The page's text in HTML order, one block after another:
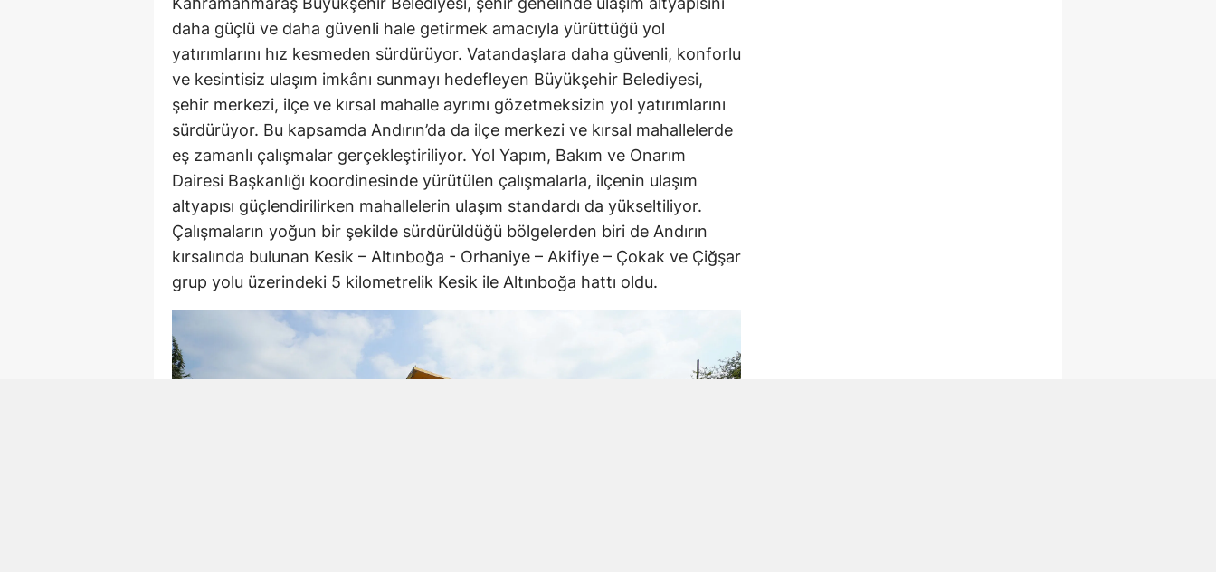
daha güçlü ve daha güvenli hale getirmek amacıyla yürüttüğü yol
yatırımlarını hız kesmeden sürdürüyor. Vatandaşlara daha güvenli, konforlu
ve kesintisiz ulaşım imkânı sunmayı hedefleyen Büyükşehir Belediyesi,
şehir merkezi, ilçe ve kırsal mahalle ayrımı gözetmeksizin yol yatırımlarını
sürdürüyor. Bu kapsamda Andırın’da da ilçe merkezi ve kırsal mahallelerde
eş zamanlı çalışmalar gerçekleştiriliyor. Yol Yapım, Bakım ve Onarım
Dairesi Başkanlığı koordinesinde yürütülen çalışmalarla, ilçenin ulaşım
altyapısı güçlendirilirken mahallelerin ulaşım standardı da yükseltiliyor.
Çalışmaların yoğun bir şekilde sürdürüldüğü bölgelerden biri de Andırın
kırsalında bulunan Kesik – Altınboğa - Orhaniye – Akifiye – Çokak ve Çiğşar
grup yolu üzerindeki 5 kilometrelik Kesik ile Altınboğa hattı oldu.